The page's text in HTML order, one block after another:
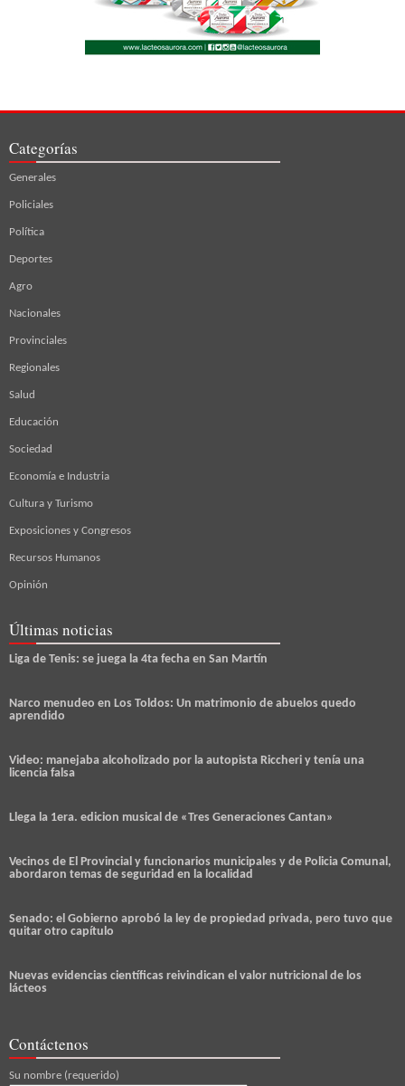
Categorías
Generales
Policiales
Política
Deportes
Agro
Nacionales
Provinciales
Regionales
Salud
Educación
Sociedad
Economía e Industria
Cultura y Turismo
Exposiciones y Congresos
Recursos Humanos
Opinión
Últimas noticias
Liga de Tenis: se juega la 4ta fecha en San Martín
Narco menudeo en Los Toldos: Un matrimonio de abuelos quedo
aprendido
Video: manejaba alcoholizado por la autopista Riccheri y tenía una
licencia falsa
Llega la 1era. edicion musical de «Tres Generaciones Cantan»
Vecinos de El Provincial y funcionarios municipales y de Policia Comunal,
abordaron temas de seguridad en la localidad
Senado: el Gobierno aprobó la ley de propiedad privada, pero tuvo que
quitar otro capítulo
Nuevas evidencias científicas reivindican el valor nutricional de los
lácteos
Contáctenos
Su nombre (requerido)